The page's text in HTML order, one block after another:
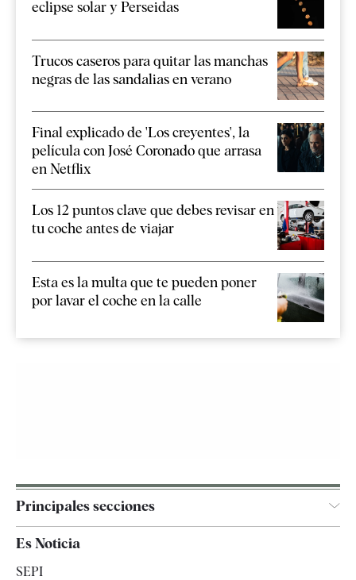
eclipse solar y Perseidas
Trucos caseros para quitar las manchas
negras de las sandalias en verano
Final explicado de 'Los creyentes', la
película con José Coronado que arrasa
en Netflix
Los 12 puntos clave que debes revisar en
tu coche antes de viajar
Esta es la multa que te pueden poner
por lavar el coche en la calle
Principales secciones
Es Noticia
SEPI